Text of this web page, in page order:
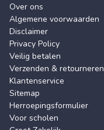
Over ons
Algemene voorwaarden
Disclaimer
Privacy Policy
Veilig betalen
Verzenden & retourneren
Klantenservice
Sitemap
Herroepingsformulier
Voor scholen